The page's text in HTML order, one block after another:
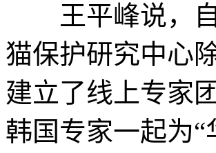
王平峰说，自
猫保护研究中心
建立了线上专家
韩国专家一起为